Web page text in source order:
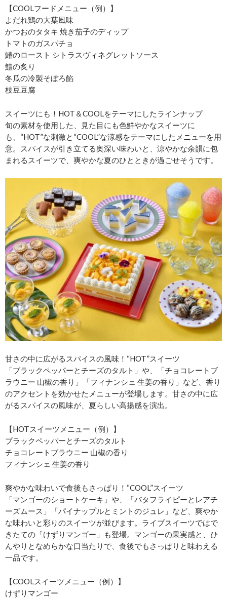
【COOLフードメニュー（例）】
よだれ鶏の大葉風味
かつおのタタキ 焼き茄子のディップ
トマトのガスパチョ
鰆のロースト シトラスヴィネグレットソース
鱧の炙り
冬瓜の冷製そぼろ餡
枝豆豆腐
スイーツにも！HOT＆COOLをテーマにしたラインナップ
旬の素材を使用した、見た目にも色鮮やかなスイーツに
も、“HOT”な刺激と“COOL”な涼感をテーマにしたメニューを用
意。スパイスが引き立てる奥深い味わいと、涼やかな余韻に包
まれるスイーツで、爽やかな夏のひとときが過ごせそうです。
甘さの中に広がるスパイスの風味！“HOT”スイーツ
「ブラックペッパーとチーズのタルト」や、「チョコレートブ
ラウニー 山椒の香り」「フィナンシェ 生姜の香り」など、香り
のアクセントを効かせたメニューが登場します。甘さの中に広
がるスパイスの風味が、夏らしい高揚感を演出。
【HOTスイーツメニュー（例）】
ブラックペッパーとチーズのタルト
チョコレートブラウニー 山椒の香り
フィナンシェ 生姜の香り
爽やかな味わいで食後もさっぱり！“COOL”スイーツ
「マンゴーのショートケーキ」や、「バタフライピーとレアチ
ーズムース」「パイナップルとミントのジュレ」など、爽やか
な味わいと彩りのスイーツが並びます。ライブスイーツではで
きたての「けずりマンゴー」も登場。マンゴーの果実感と、ひ
んやりとなめらかな口当たりで、食後でもさっぱりと味わえる
一品です。
【COOLスイーツメニュー（例）】
けずりマンゴー